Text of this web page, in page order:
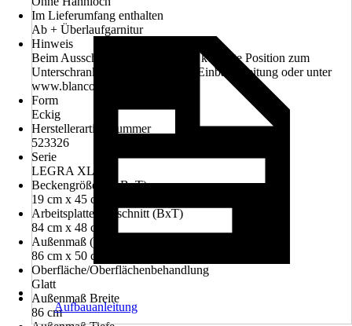
Im Lieferumfang enthalten
Ab + Überlaufgarnitur
Hinweis
Beim Ausschnitt ist immer dessen korrekte Position zum
Unterschrank zu beachten. Siehe Einbauanleitung oder unter
www.blanco.com
Form
Eckig
Herstellerartikelnummer
523326
Serie
LEGRA XL 6 S
Beckengröße (HxBxT)
19 cm x 45 cm x 43 cm
Arbeitsplattenausschnitt (BxT)
84 cm x 48 cm
Außenmaß (BxT)
86 cm x 50 cm
Oberfläche/Oberflächenbehandlung
Glatt
Außenmaß Breite
86 cmAufbauanleitung